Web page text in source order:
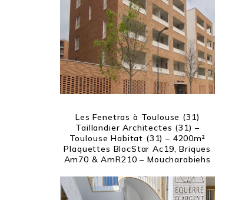
Les Fenetras à Toulouse (31)
Taillandier Architectes (31) –
Toulouse Habitat (31) – 4200m²
Plaquettes BlocStar Ac19, Briques
Am70 & AmR210 – Moucharabiehs